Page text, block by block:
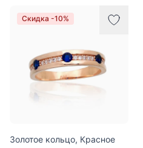
Скидка -10%
Золотое кольцо, Красное